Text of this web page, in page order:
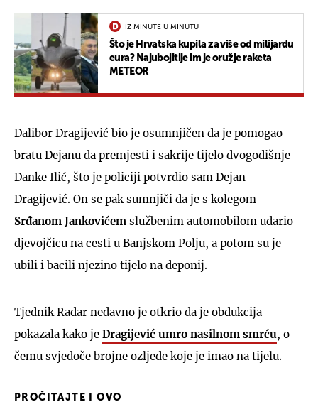
IZ MINUTE U MINUTU
Što je Hrvatska kupila za više od milijardu
eura? Najubojitije im je oružje raketa
METEOR
Dalibor Dragijević bio je osumnjičen da je pomogao
bratu Dejanu da premjesti i sakrije tijelo dvogodišnje
Danke Ilić, što je policiji potvrdio sam Dejan
Dragijević. On se pak sumnjiči da je s kolegom
Srđanom Jankovićem službenim automobilom udario
djevojčicu na cesti u Banjskom Polju, a potom su je
ubili i bacili njezino tijelo na deponij.
Tjednik Radar nedavno je otkrio da je obdukcija
pokazala kako je Dragijević umro nasilnom smrću, o
čemu svjedoče brojne ozljede koje je imao na tijelu.
PROČITAJTE I OVO